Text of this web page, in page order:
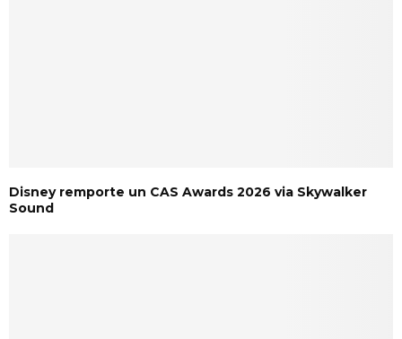
Disney remporte un CAS Awards 2026 via Skywalker
Sound